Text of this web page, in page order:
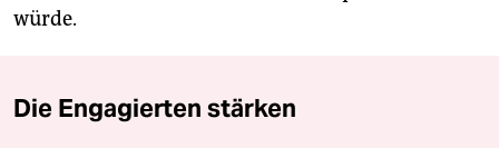
würde.
Die Engagierten stärken